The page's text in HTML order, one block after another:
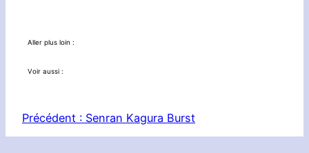
Aller plus loin :
Voir aussi :
Précédent : Senran Kagura Burst